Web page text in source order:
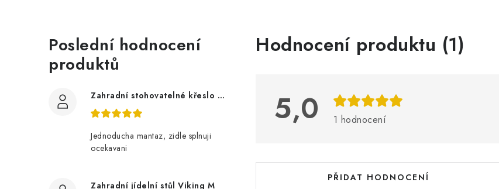
Poslední hodnocení
produktů
Zahradní stohovatelné křeslo LUCY z akácie
Jednoducha mantaz, zidle splnuji
ocekavani
Zahradní jídelní stůl Viking M
Hodnocení produktu (1)
5,0 1 hodnocení
PŘIDAT HODNOCENÍ
V
o